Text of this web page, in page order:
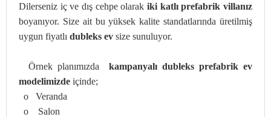
Dilerseniz iç ve dış cehpe olarak iki katlı prefabrik villanız
boyanıyor. Size ait bu yüksek kalite standatlarında üretilmiş
uygun fiyatlı dubleks ev size sunuluyor.
Örnek planımızda kampanyalı dubleks prefabrik ev
modelimizde içinde;
o
Veranda
o
Salon